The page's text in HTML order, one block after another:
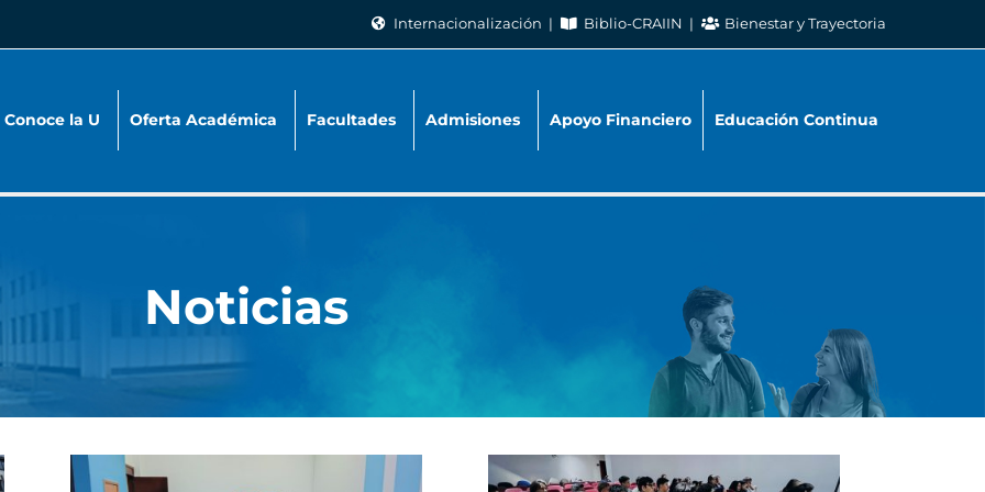
Internacionalización Biblio-CRAIIN Bienestar y Trayectoria
Conoce la U Oferta Académica Facultades Admisiones Apoyo Financiero Educación Continua
Noticias